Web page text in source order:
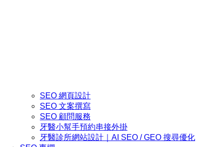
SEO 網頁設計
SEO 文案撰寫
SEO 顧問服務
牙醫小幫手預約串接外掛
牙醫診所網站設計｜AI SEO / GEO 搜尋優化